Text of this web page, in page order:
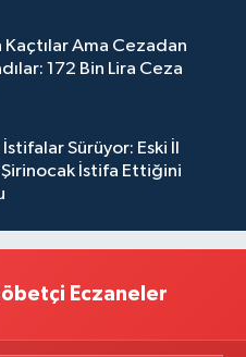
Kaçtılar Ama Cezadan
172 Bin Lira Ceza
Sürüyor: Eski İl
Şirinocak İstifa Ettiğini
Eczaneler